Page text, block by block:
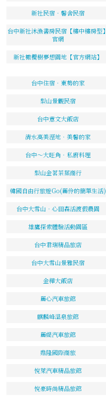
新社民宿‧馨舍民宿
台中新社沐漁書房民宿【樓中樓房型】
官網
新社橄欖樹夢想園地【官方網站】
台中住宿．東勢的家
梨山景觀民宿
台中意文大飯店
清水高美溼地．美馨的家
台中～大旺角．私廚料理
梨山金茗茶葉商行
韓國自由行旅遊Go(麗伶的簡單生活)
台中大雪山‧心田森活渡假農園
雄鷹探索體驗活動園區
台中君瑞精品旅店
台中大雪山景雅民宿
金樺大飯店
麗心汽車旅館
麒麟峰溫泉旅館
麗緹汽車旅館
鼎隆國際商旅
悅萊汽車精品旅館
悅豪時尚精品旅館